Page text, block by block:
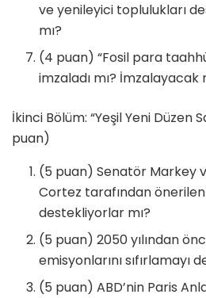
ve yenileyici toplulukları
mı?
(4 puan) “Fosil para
imzaladı mı? İmzalayacak
İkinci Bölüm: “Yeşil Yeni Düzen
puan)
(5 puan) Senatör Markey
Cortez tarafından önerilen
destekliyorlar mı?
(5 puan) 2050 yılından
emisyonlarını sıfırlamayı
(5 puan) ABD’nin Paris